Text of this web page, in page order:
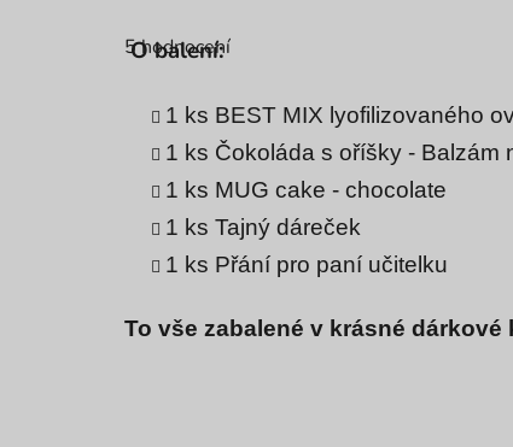
produktu
hvězdiček.
5 hodnocení
O balení:
1 ks BEST MIX lyofilizovaného
1 ks Čokoláda s oříšky - Balzám
1 ks MUG cake - chocolate
1 ks Tajný dáreček
1 ks Přání pro paní učitelku
To vše zabalené v krásné dárkové